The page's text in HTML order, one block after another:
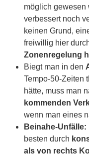
möglich gewesen
verbessert noch
keinen Grund,
freiwillig hier
Zonenregelung
Biegt man in den
Tempo-50-Zeiten
hätte, muss man
kommenden
wenn man eines
Beinahe-Unfälle:
besten durch
als von rechts